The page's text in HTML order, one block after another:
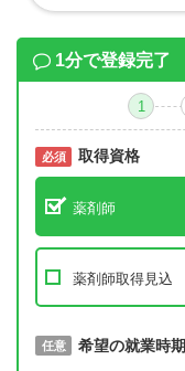
1分で登録完了
1
必須 取得資格
薬剤師
薬剤師取得見込
必須 取得予定年
任意 希望の就業時期